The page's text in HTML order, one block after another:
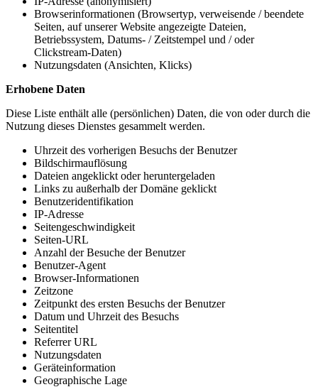
Browserinformationen (Browsertyp, verweisende / beendete
Seiten, auf unserer Website angezeigte Dateien,
Betriebssystem, Datums- / Zeitstempel und / oder
Clickstream-Daten)
Nutzungsdaten (Ansichten, Klicks)
Erhobene Daten
Diese Liste enthält alle (persönlichen) Daten, die von oder durch die
Nutzung dieses Dienstes gesammelt werden.
Uhrzeit des vorherigen Besuchs der Benutzer
Bildschirmauflösung
Dateien angeklickt oder heruntergeladen
Links zu außerhalb der Domäne geklickt
Benutzeridentifikation
IP-Adresse
Seitengeschwindigkeit
Seiten-URL
Anzahl der Besuche der Benutzer
Benutzer-Agent
Browser-Informationen
Zeitzone
Zeitpunkt des ersten Besuchs der Benutzer
Datum und Uhrzeit des Besuchs
Seitentitel
Referrer URL
Nutzungsdaten
Geräteinformation
Geographische Lage